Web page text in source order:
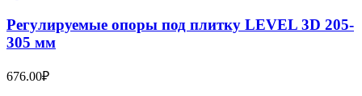
Регулируемые опоры под плитку LEVEL 3D 205-
305 мм
676.00₽